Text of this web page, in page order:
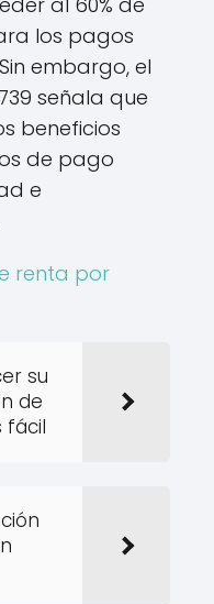
los pagos
embargo, el
señala que
beneficios
de pago
e
renta por
su
de
fácil